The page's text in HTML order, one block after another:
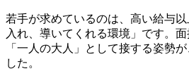
若手が求めているのは、高い給与
入れ、導いてくれる環境」です。
「一人の大人」として接する姿勢
した。